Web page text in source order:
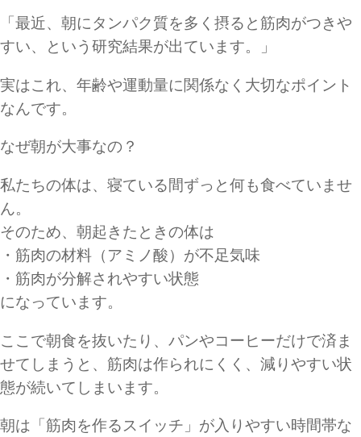
「最近、朝にタンパク質を多く摂ると筋肉がつきや
すい、という研究結果が出ています。」
実はこれ、年齢や運動量に関係なく大切なポイント
なんです。
なぜ朝が大事なの？
私たちの体は、寝ている間ずっと何も食べていませ
ん。
そのため、朝起きたときの体は
・筋肉の材料（アミノ酸）が不足気味
・筋肉が分解されやすい状態
になっています。
ここで朝食を抜いたり、パンやコーヒーだけで済ま
せてしまうと、筋肉は作られにくく、減りやすい状
態が続いてしまいます。
朝は「筋肉を作るスイッチ」が入りやすい時間帯な